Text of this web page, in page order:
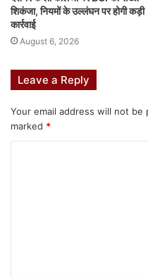
c
e
b
o
o
k
at
s
A
p
p
k
शिकंजा, नियमों के उल्लंघन पर होगी कड़ी
कार्रवाई
August 6, 2026
Leave a Reply
Your email address will not be
marked *